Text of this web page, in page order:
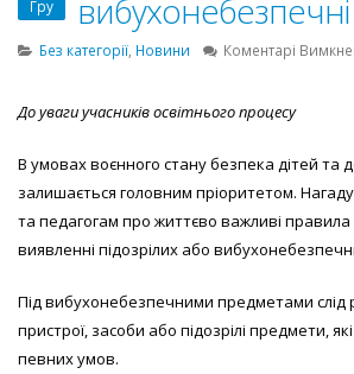
Гру
Без категорії, Новини Коментарі
До уваги учасників освітнього процесу
В умовах воєнного стану безпека дітей та
залишається головним пріоритетом.
та педагогам про життєво важливі
виявленні підозрілих або
Під вибухонебезпечними предметами слід
пристрої, засоби або підозрілі предмети,
певних умов.